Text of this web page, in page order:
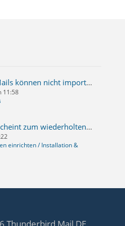
HILFE! Meine alten E-Mails können nicht importiert werden - Thunderbird überschreibt sie sofort beim abrufen neuer E-mails!?!!
11:58
Posteingang 1 Mail erscheint zum wiederholten Mal als neuer Eingang
einrichten / Installation &